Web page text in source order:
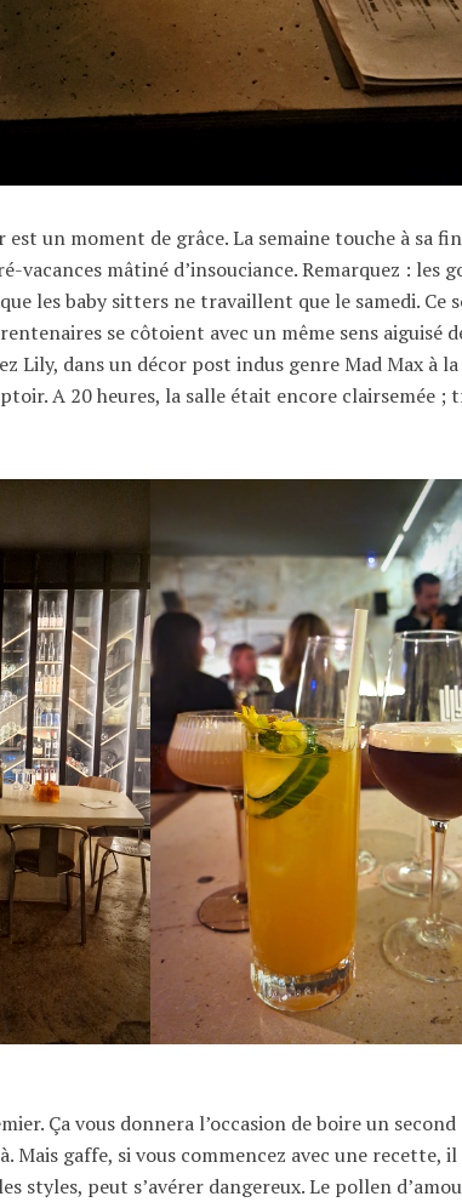
un moment de grâce. La semaine touche à sa
vacances mâtiné d’insouciance. Remarquez : les
les baby sitters ne travaillent que le samedi. Ce
se côtoient avec un même sens aiguisé
Lily, dans un décor post indus genre Mad Max à
A 20 heures, la salle était encore clairsemée ;
Ça vous donnera l’occasion de boire un
Mais gaffe, si vous commencez avec une recette,
styles, peut s’avérer dangereux. Le pollen